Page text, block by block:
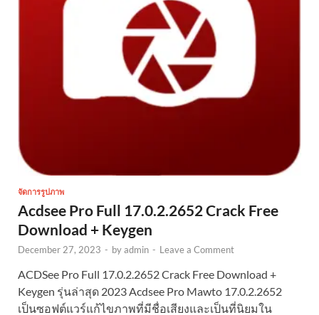
จัดการรูปภาพ
Acdsee Pro Full 17.0.2.2652 Crack Free
Download + Keygen
December 27, 2023 - byadmin - Leave a Comment
ACDSee Pro Full 17.0.2.2652 Crack Free Download +
Keygen รุ่นล่าสุด 2023 Acdsee Pro Mawto 17.0.2.2652
เป็นซอฟต์แวร์แก้ไขภาพที่มีชื่อเสียงและเป็นที่นิยมใน